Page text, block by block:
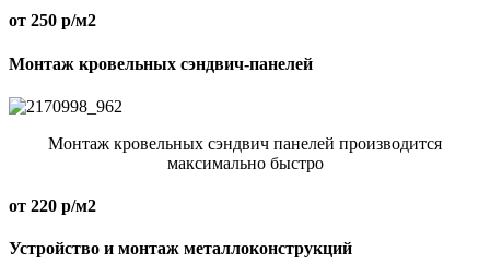
от 250 р/м2
Монтаж кровельных сэндвич-панелей
Монтаж кровельных сэндвич панелей производится
максимально быстро
от 220 р/м2
Устройство и монтаж металлоконструкций